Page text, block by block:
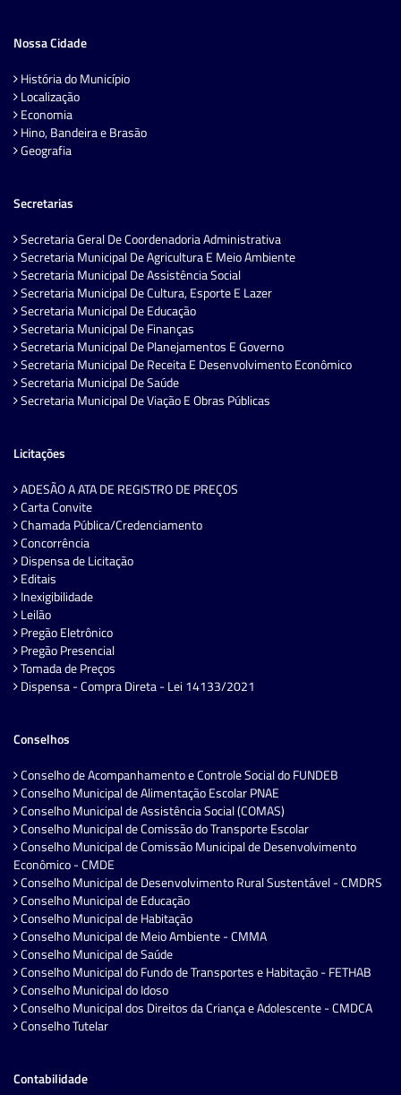
Nossa Cidade
História do Município
Localização
Economia
Hino, Bandeira e Brasão
Geografia
Secretarias
Secretaria Geral De Coordenadoria Administrativa
Secretaria Municipal De Agricultura E Meio Ambiente
Secretaria Municipal De Assistência Social
Secretaria Municipal De Cultura, Esporte E Lazer
Secretaria Municipal De Educação
Secretaria Municipal De Finanças
Secretaria Municipal De Planejamentos E Governo
Secretaria Municipal De Receita E Desenvolvimento Econômico
Secretaria Municipal De Saúde
Secretaria Municipal De Viação E Obras Públicas
Licitações
ADESÃO A ATA DE REGISTRO DE PREÇOS
Carta Convite
Chamada Pública/Credenciamento
Concorrência
Dispensa de Licitação
Editais
Inexigibilidade
Leilão
Pregão Eletrônico
Pregão Presencial
Tomada de Preços
Dispensa - Compra Direta - Lei 14133/2021
Conselhos
Conselho de Acompanhamento e Controle Social do FUNDEB
Conselho Municipal de Alimentação Escolar PNAE
Conselho Municipal de Assistência Social (COMAS)
Conselho Municipal de Comissão do Transporte Escolar
Conselho Municipal de Comissão Municipal de Desenvolvimento
Econômico - CMDE
Conselho Municipal de Desenvolvimento Rural Sustentável - CMDRS
Conselho Municipal de Educação
Conselho Municipal de Habitação
Conselho Municipal de Meio Ambiente - CMMA
Conselho Municipal de Saúde
Conselho Municipal do Fundo de Transportes e Habitação - FETHAB
Conselho Municipal do Idoso
Conselho Municipal dos Direitos da Criança e Adolescente - CMDCA
Conselho Tutelar
Contabilidade